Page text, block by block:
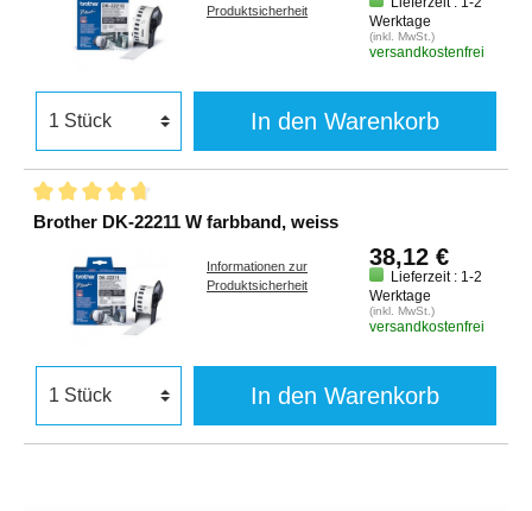
Produktsicherheit
Werktage
(inkl. MwSt.)
versandkostenfrei
In den Warenkorb
Brother DK-22211 W farbband, weiss
Informationen zur
Produktsicherheit
38,12 €
Lieferzeit : 1-2
Werktage
(inkl. MwSt.)
versandkostenfrei
In den Warenkorb